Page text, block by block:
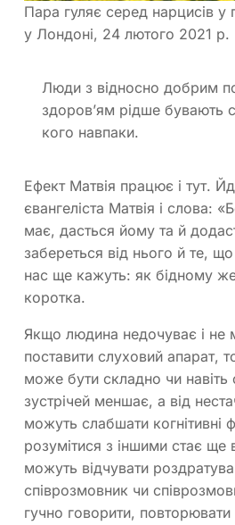
Пара гуляє серед нарцисів
у Лондоні, 24 лютого 2021 р.
Люди з відносно добрим
здоров’ям рідше бувають
кого навпаки.
Ефект Матвія працює і тут.
євангеліста Матвія і слова:
має, дасться йому та й
забереться від нього й те,
нас ще кажуть: як бідному
коротка.
Якщо людина недочуває і не
поставити слуховий апарат,
може бути складно чи
зустрічей меншає, а від
можуть слабшати когнітивні
розумітися з іншими стає
можуть відчувати
співрозмовник чи
гучно говорити, повторювати